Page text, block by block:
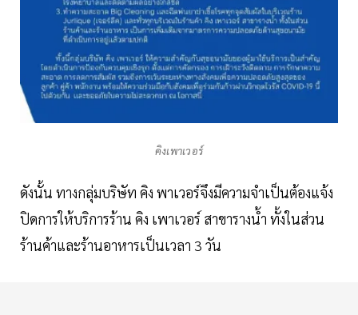
คิงเพาเวอร์
ดังนั้น ทางกลุ่มบริษัท คิง พาเวอร์จึงมีความจำเป็นต้องแจ้ง
ปิดการให้บริการร้าน คิง เพาเวอร์ สาขารางน้ำ ทั้งในส่วน
ร้านค้าและร้านอาหารเป็นเวลา 3 วัน